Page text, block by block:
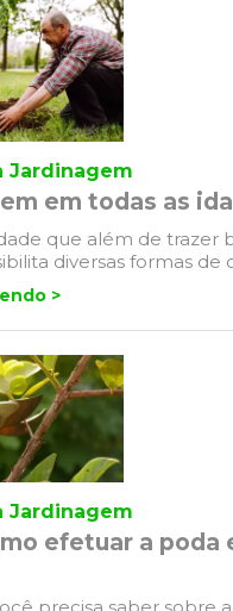
Jardinagem
em todas as
que além de trazer
diversas formas de
>
Jardinagem
efetuar a poda